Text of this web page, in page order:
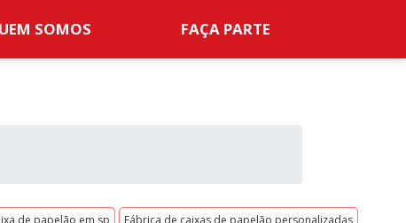
SOMOS FAÇA PARTE
de papelão em sp Fábrica de caixas de papelão personalizadas